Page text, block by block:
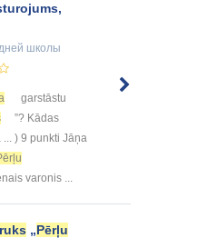
школы
garstāstu
”? Kādas
) 9 punkti Jāņa
varonis ...
„Pērļu